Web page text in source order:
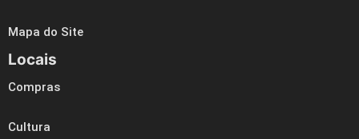
Mapa do Site
Locais
Compras
Cultura